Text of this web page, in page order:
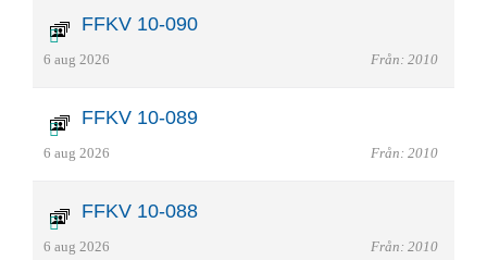
FFKV 10-090
6 aug 2026 Från: 2010
FFKV 10-089
6 aug 2026 Från: 2010
FFKV 10-088
6 aug 2026 Från: 2010